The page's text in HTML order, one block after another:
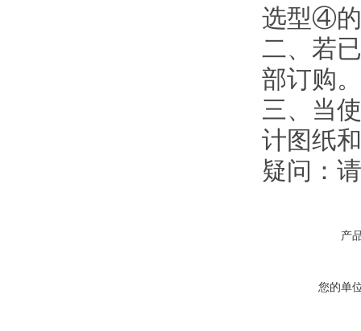
选型④
二、若
部订购。
三、当
计图纸
疑问：
产
您的单